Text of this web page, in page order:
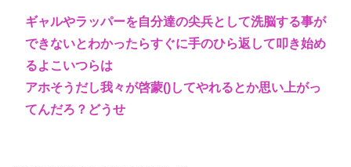
ギャルやラッパーを自分達の尖兵として洗脳する事が
できないとわかったらすぐに手のひら返して叩き始め
るよこいつらは
アホそうだし我々が啓蒙()してやれるとか思い上がっ
てんだろ？どうせ